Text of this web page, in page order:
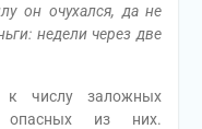
он очухался, да не
недели через две
числу заложных
опасных из них.